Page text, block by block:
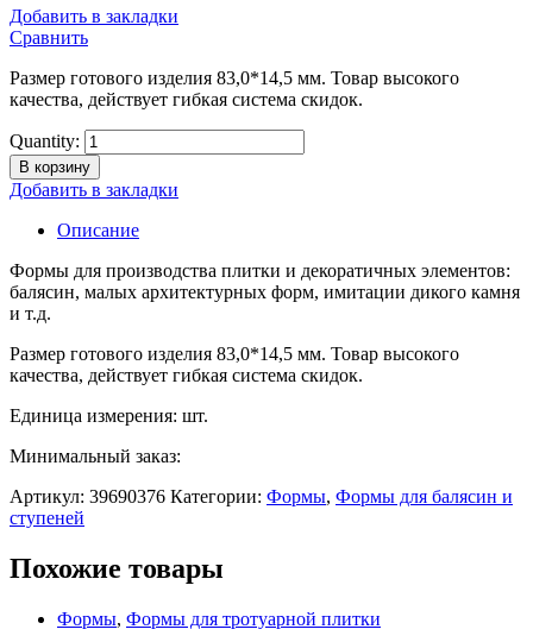
Добавить в закладки
Сравнить
Размер готового изделия 83,0*14,5 мм. Товар высокого
качества, действует гибкая система скидок.
Quantity:
В корзину
Добавить в закладки
Описание
Формы для производства плитки и декоратичных элементов:
балясин, малых архитектурных форм, имитации дикого камня
и т.д.
Размер готового изделия 83,0*14,5 мм. Товар высокого
качества, действует гибкая система скидок.
Единица измерения: шт.
Минимальный заказ:
Артикул: 39690376 Категории: Формы, Формы для балясин и
ступеней
Похожие товары
Формы, Формы для тротуарной плитки